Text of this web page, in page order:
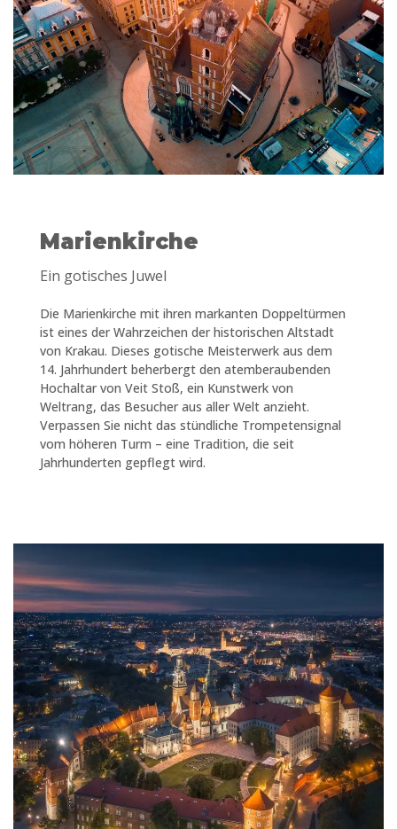
Marienkirche
Ein gotisches Juwel
Die Marienkirche mit ihren markanten Doppeltürmen
ist eines der Wahrzeichen der historischen Altstadt
von Krakau. Dieses gotische Meisterwerk aus dem
14. Jahrhundert beherbergt den atemberaubenden
Hochaltar von Veit Stoß, ein Kunstwerk von
Weltrang, das Besucher aus aller Welt anzieht.
Verpassen Sie nicht das stündliche Trompetensignal
vom höheren Turm – eine Tradition, die seit
Jahrhunderten gepflegt wird.